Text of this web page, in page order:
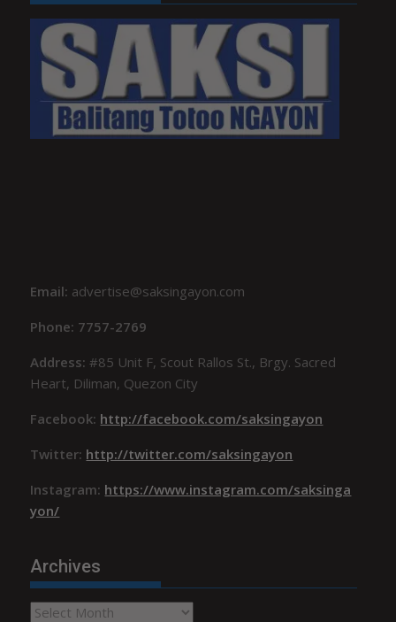
Email: advertise@saksingayon.com
Phone: 7757-2769
Address:#85 Unit F, Scout Rallos St., Brgy. Sacred
Heart, Diliman, Quezon City
Facebook: http://facebook.com/saksingayon
Twitter: http://twitter.com/saksingayon
Instagram: https://www.instagram.com/saksinga
yon/
Archives
Archives